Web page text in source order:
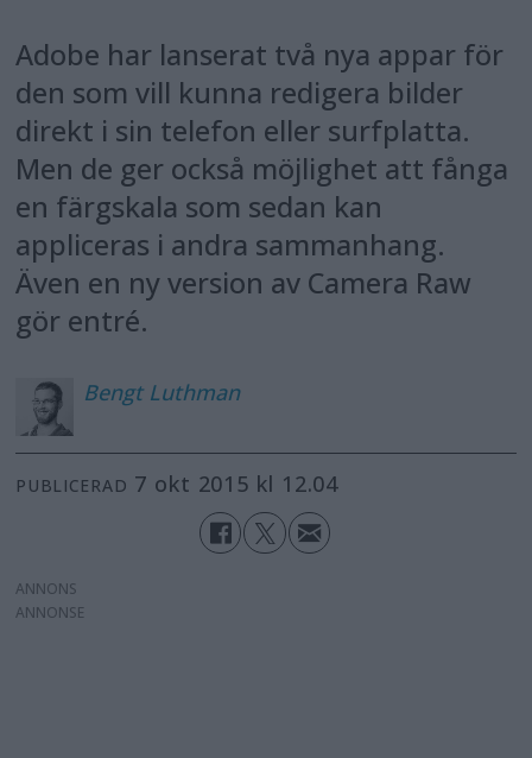
Adobe har lanserat två nya appar för
den som vill kunna redigera bilder
direkt i sin telefon eller surfplatta.
Men de ger också möjlighet att fånga
en färgskala som sedan kan
appliceras i andra sammanhang.
Även en ny version av Camera Raw
gör entré.
Bengt Luthman
PUBLICERAD 7 okt 2015 kl 12.04
ANNONS